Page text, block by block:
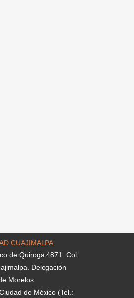
CUAJIMALPA
de Quiroga 4871. Col.
Delegación
Morelos
de México (Tel.: